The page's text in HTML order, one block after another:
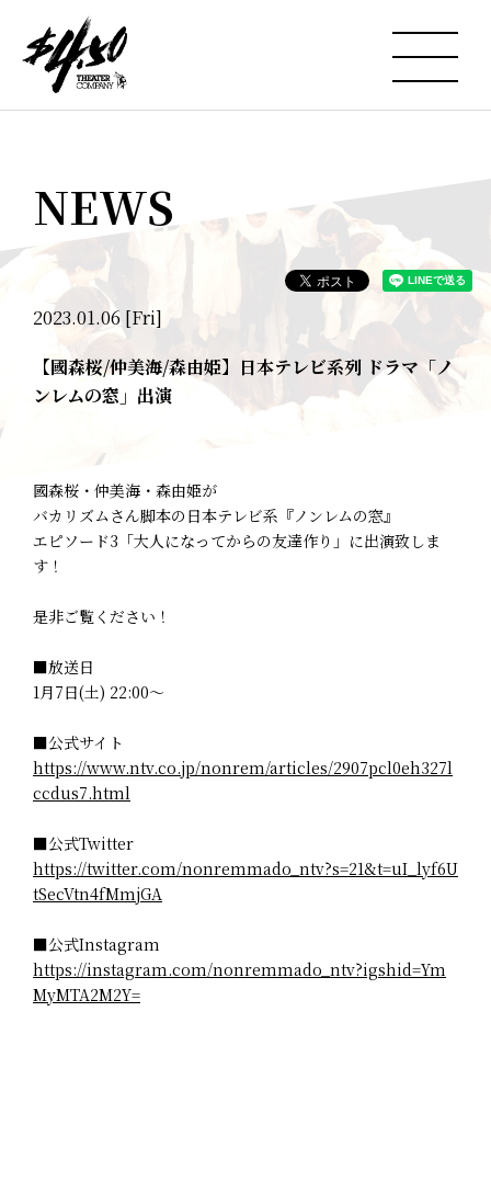
NEWS
2023.01.06 [Fri]
【國森桜/仲美海/森由姫】日本テレビ系列 ドラマ「ノ
ンレムの窓」出演
國森桜・仲美海・森由姫が
バカリズムさん脚本の日本テレビ系『ノンレムの窓』
エピソード3「大人になってからの友達作り」に出演致しま
す！
是非ご覧ください！
■放送日
1月7日(土) 22:00～
■公式サイト
https://www.ntv.co.jp/nonrem/articles/2907pcl0eh327l
ccdus7.html
■公式Twitter
https://twitter.com/nonremmado_ntv?s=21&t=uI_lyf6U
tSecVtn4fMmjGA
■公式Instagram
https://instagram.com/nonremmado_ntv?igshid=Ym
MyMTA2M2Y=